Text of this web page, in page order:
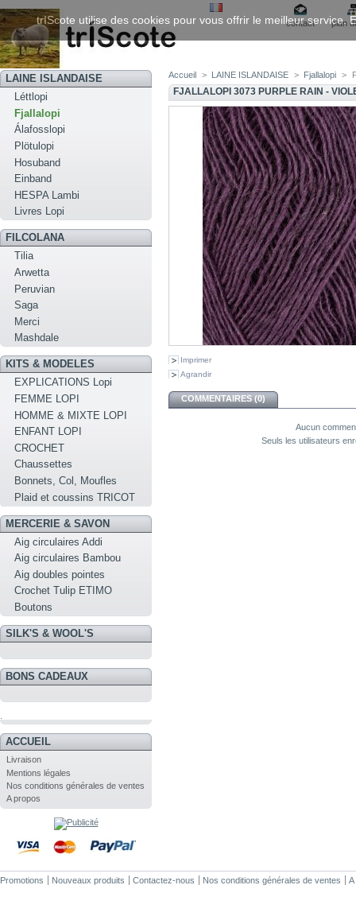
contact plan
LAINE ISLANDAISE
Léttlopi
Fjallalopi
Álafosslopi
Plötulopi
Hosuband
Einband
HESPA Lambi
Livres Lopi
FILCOLANA
Tilia
Arwetta
Peruvian
Saga
Merci
Mashdale
KITS & MODELES
EXPLICATIONS Lopi
FEMME LOPI
HOMME & MIXTE LOPI
ENFANT LOPI
CROCHET
Chaussettes
Bonnets, Col, Moufles
Plaid et coussins TRICOT
MERCERIE & SAVON
Aig circulaires Addi
Aig circulaires Bambou
Aig doubles pointes
Crochet Tulip ETIMO
Boutons
SILK'S & WOOL'S
BONS CADEAUX
ACCUEIL
Livraison
Mentions légales
Nos conditions générales de ventes
A propos
Accueil > LAINE ISLANDAISE > Fjallalopi >
FJALLALOPI 3073 PURPLE RAIN -
Imprimer
Agrandir
COMMENTAIRES (0)
Aucun
Seuls les utilisateurs
Promotions Nouveaux produits Contactez-nous Nos conditions générales de ventes A
trIScote utilise des cookies pour vous offrir le meilleur